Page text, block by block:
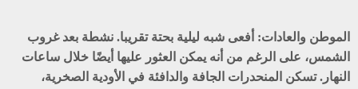
الموطن والعادات: أفعى شبه ليلية بحتة تقريبا. نشطة بعد غروب
الشمس، على الرغم من أنه يمكن العثور عليها أيضًا خلال ساعات
النهار. تسكن المنحدرات الجافة والدافئة في الأودية الصخرية،